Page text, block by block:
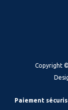
Copyright
Paiement